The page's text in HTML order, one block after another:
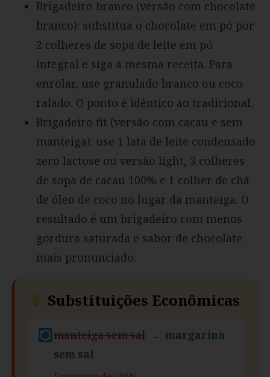
Brigadeiro branco (versão com chocolate
branco): substitua o chocolate em pó por
2 colheres de sopa de leite em pó
integral e siga a mesma receita. Para
enrolar, use granulado branco ou coco
ralado. O ponto é idêntico ao tradicional.
Brigadeiro fit (versão com cacau e sem
manteiga): use 1 lata de leite condensado
zero lactose ou versão light, 3 colheres
de sopa de cacau 100% e 1 colher de chá
de óleo de coco no lugar da manteiga. O
resultado é um brigadeiro com menos
gordura saturada e sabor de chocolate
mais pronunciado.
Substituições Econômicas
manteiga sem sal → margarina
sem sal